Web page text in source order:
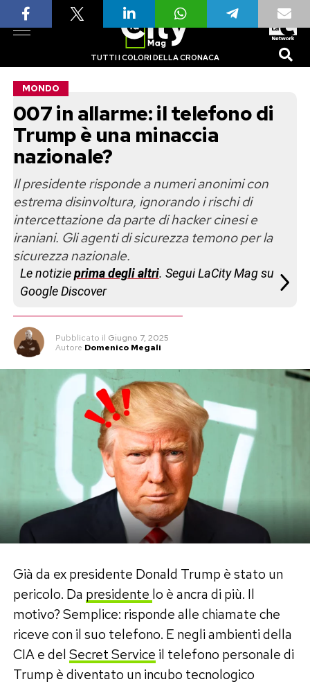
TUTTI I COLORI DELLA CRONACA
MONDO
007 in allarme: il telefono di
Trump è una minaccia
nazionale?
Il presidente risponde a numeri anonimi con
estrema disinvoltura, ignorando i rischi di
intercettazione da parte di hacker cinesi e
iraniani. Gli agenti di sicurezza temono per la
sicurezza nazionale.
Le notizieprima degli altri. Segui LaCity Mag su
Google Discover
Pubblicato il Giugno 7, 2025
Autore Domenico Megali
Già da ex presidente Donald Trump è stato un
pericolo. Da presidente lo è ancra di più. Il
motivo? Semplice: risponde alle chiamate che
riceve con il suo telefono. E negli ambienti della
CIA e delSecret Service il telefono personale di
Trump è diventato un incubo tecnologico